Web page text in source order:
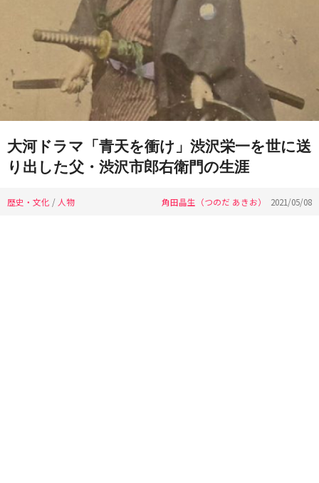
大河ドラマ「青天を衝け」渋沢栄一を世に送
り出した父・渋沢市郎右衛門の生涯
歴史・文化 / 人物 角田晶生（つのだ あきお） 2021/05/08